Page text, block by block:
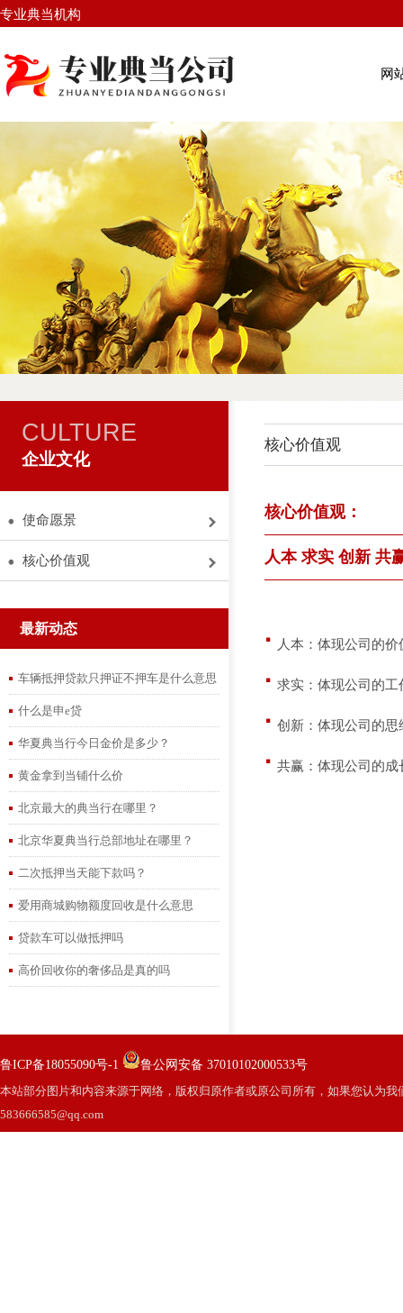
专业典当机构
网
CULTURE
企业文化
使命愿景
核心价值观
最新动态
车辆抵押贷款只押证不押车是什么意思
什么是申e贷
华夏典当行今日金价是多少？
黄金拿到当铺什么价
北京最大的典当行在哪里？
北京华夏典当行总部地址在哪里？
二次抵押当天能下款吗？
爱用商城购物额度回收是什么意思
贷款车可以做抵押吗
高价回收你的奢侈品是真的吗
核心价值观
核心价值观：
人本 求实 创新 共
· 人本：体现公司的
· 求实：体现公司的
· 创新：体现公司的
· 共赢：体现公司的
鲁ICP备18055090号-1
鲁公网安备 37010102000533号
本站部分图片和内容来源于网络，版权归原作者或原公司所有，如果您认为
583666585@qq.com